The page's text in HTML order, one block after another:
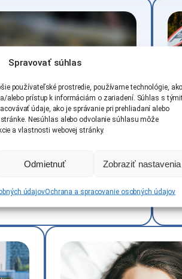
Spravovať súhlas
používateľské prostredie, používame technológie, ako
alebo prístup k informáciám o zariadení. Súhlas s
údaje, ako je správanie pri prehliadaní alebo
Nesúhlas alebo odvolanie súhlasu môže
a vlastnosti webovej stránky.
Odmietnuť Zobraziť nastavenia
údajovOchrana a spracovanie osobných údajov
chýb
za volantom
im vyhnúť)